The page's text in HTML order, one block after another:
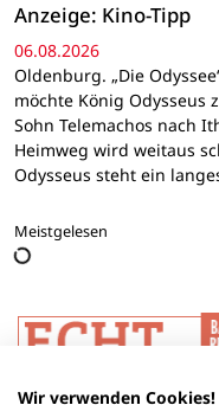
Anzeige: Kino-Tipp
06.08.2026
Oldenburg. „Die
möchte König Odysseus
Sohn Telemachos nach
Heimweg wird weitaus
Odysseus steht ein
Meistgelesen
Wir verwenden Cookies!